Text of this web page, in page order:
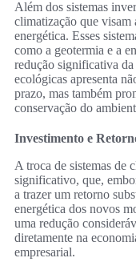
Além dos sistemas
climatização que visam
energética. Esses
como a geotermia e a
redução significativa
ecológicas apresenta
prazo, mas também
conservação do
Investimento e
A troca de sistemas de
significativo, que,
a trazer um retorno
energética dos novos
uma redução
diretamente na
empresarial.